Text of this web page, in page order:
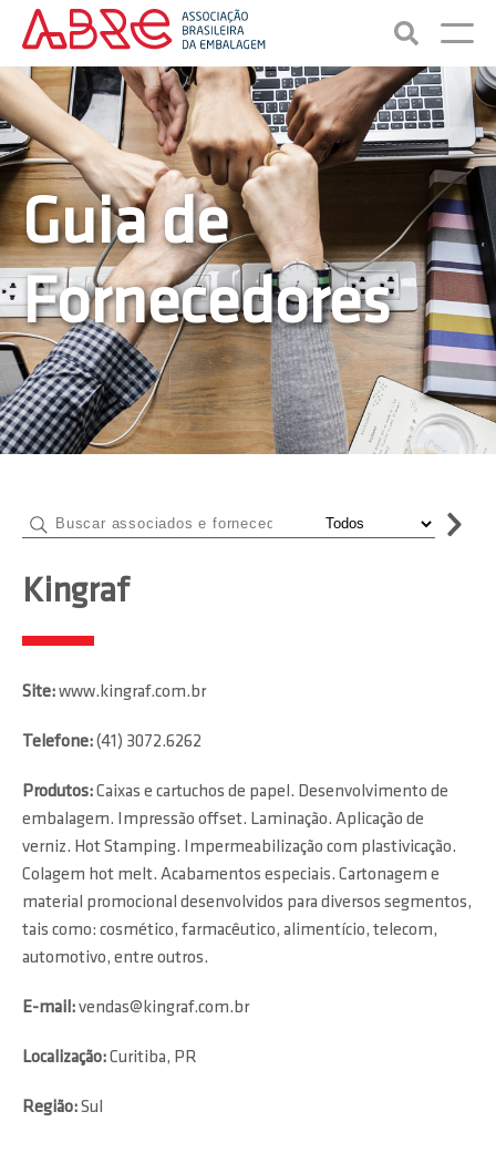
Guia de
Fornecedores
Kingraf
Site:www.kingraf.com.br
Telefone:(41) 3072.6262
Produtos:Caixas e cartuchos de papel. Desenvolvimento de
embalagem. Impressão offset. Laminação. Aplicação de
verniz. Hot Stamping. Impermeabilização com plastivicação.
Colagem hot melt. Acabamentos especiais. Cartonagem e
material promocional desenvolvidos para diversos segmentos,
tais como: cosmético, farmacêutico, alimentício, telecom,
automotivo, entre outros.
E-mail:vendas@kingraf.com.br
Localização:Curitiba, PR
Região:Sul